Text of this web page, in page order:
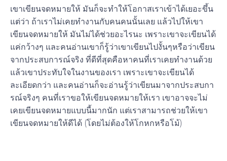
เขาเขียนจดหมายให้ มันก็จะทำให้โอกาสเราเข้าได้เยอะขึ้น
แต่ว่า ถ้าเราไม่เคยทำงานกับคนคนนั้นเลย แล้วไปให้เขา
เขียนจดหมายให้ มันไม่ได้ช่วยอะไรนะ เพราะเขาจะเขียนได้
แค่กว้างๆ และคนอ่านเขาก็รู้ว่าเขาเขียนไปงั้นๆหรือว่าเขียน
จากประสบการณ์จริง ที่ดีที่สุดคือหาคนที่เราเคยทำงานด้วย
แล้วเขาประทับใจในงานของเรา เพราะเขาจะเขียนได้
ละเอียดกว่า และคนอ่านก็จะอ่านรู้ว่าเขียนมาจากประสบกา
รณ์จริงๆ คนที่เราขอให้เขียนจดหมายให้เรา เขาอาจจะไม่
เคยเขียนจดหมายแบบนี้มากนัก แต่เราสามารถช่วยให้เขา
เขียนจดหมายให้ดีได้ (โดยไม่ต้องให้โกหกหรือโม้)